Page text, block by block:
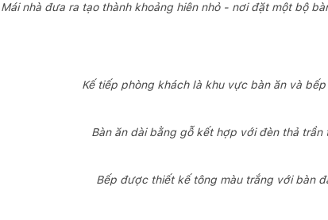
Mái nhà đưa ra tạo thành khoảng hiên nhỏ - nơi đặt một bộ
Kế tiếp phòng khách là khu vực bàn ăn và
Bàn ăn dài bằng gỗ kết hợp với đèn thả
Bếp được thiết kế tông màu trắng với bàn